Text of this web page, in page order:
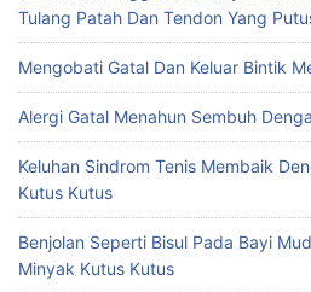
Tulang Patah Dan Tendon Yang
Mengobati Gatal Dan Keluar Bintik
Alergi Gatal Menahun Sembuh
Keluhan Sindrom Tenis Membaik
Kutus Kutus
Benjolan Seperti Bisul Pada Bayi
Minyak Kutus Kutus